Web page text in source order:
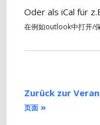
Oder als iCal für
在例如outlook中打开/
Zurück zur
页面 »